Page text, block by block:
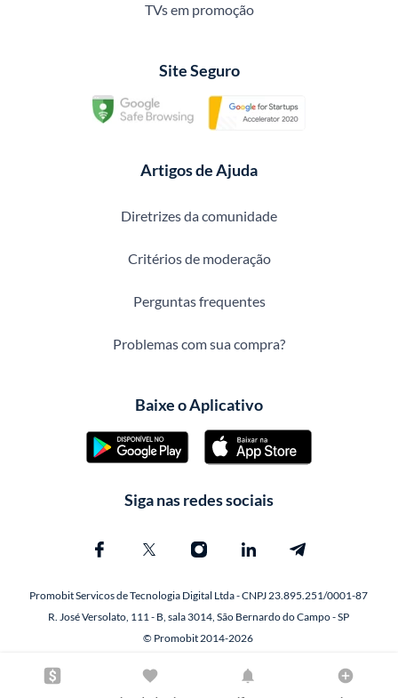
TVs em promoção
Site Seguro
Artigos de Ajuda
Diretrizes da comunidade
Critérios de moderação
Perguntas frequentes
Problemas com sua compra?
Baixe o Aplicativo
Siga nas redes sociais
Promobit Servicos de Tecnologia Digital Ltda - CNPJ 23.895.251/0001-87
R. José Versolato, 111 - B, sala 3014, São Bernardo do Campo - SP
© Promobit 2014-2026